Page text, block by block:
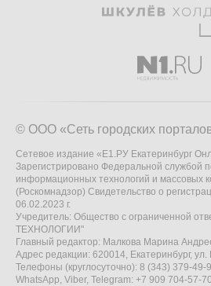
© ООО «Сеть городских
Сетевое издание «Е1.РУ Екатеринбург
Зарегистрировано Федеральной службой
информационных технологий и массовых
(Роскомнадзор) Свидетельство о
06.02.2023 г.
Учредитель: Общество с ограниченной
ТЕХНОЛОГИИ"
Главный редактор: Малкова Марина
Адрес редакции: 620014, Екатеринбург,
Телефоны (круглосуточно): 8 (343) 379-49-
WhatsApp, Viber, Telegram: +7 909 704-57-70